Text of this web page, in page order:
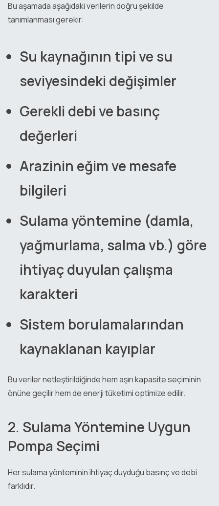
Bu aşamada aşağıdaki verilerin doğru şekilde
tanımlanması gerekir:
Su kaynağının tipi ve su
seviyesindeki değişimler
Gerekli debi ve basınç
değerleri
Arazinin eğim ve mesafe
bilgileri
Sulama yöntemine (damla,
yağmurlama, salma vb.) göre
ihtiyaç duyulan çalışma
karakteri
Sistem borulamalarından
kaynaklanan kayıplar
Bu veriler netleştirildiğinde hem aşırı kapasite seçiminin
önüne geçilir hem de enerji tüketimi optimize edilir.
2. Sulama Yöntemine Uygun
Pompa Seçimi
Her sulama yönteminin ihtiyaç duyduğu basınç ve debi
farklıdır.